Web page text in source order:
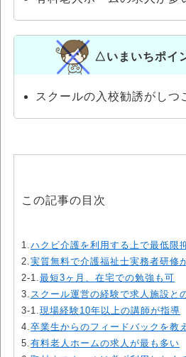
△いまいちポイ
スクールの入校勧誘がしつ
この記事の目次
1.ハクビ介護を利用する上で最低限
2.実質無料で介護福祉士実務者研修
2-1.最短3ヶ月、在宅での勉強も可
3. スクール運営の経験で求人施設と
3-1.現場経験10年以上の講師が指導
4.卒業生からのフィードバックを教
5.有料老人ホームの求人が最も多い